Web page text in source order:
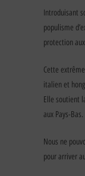
Introduisant
populisme
protection
Cette
italien et
Elle soutient
aux Pays-Bas.
Nous ne
pour arriver